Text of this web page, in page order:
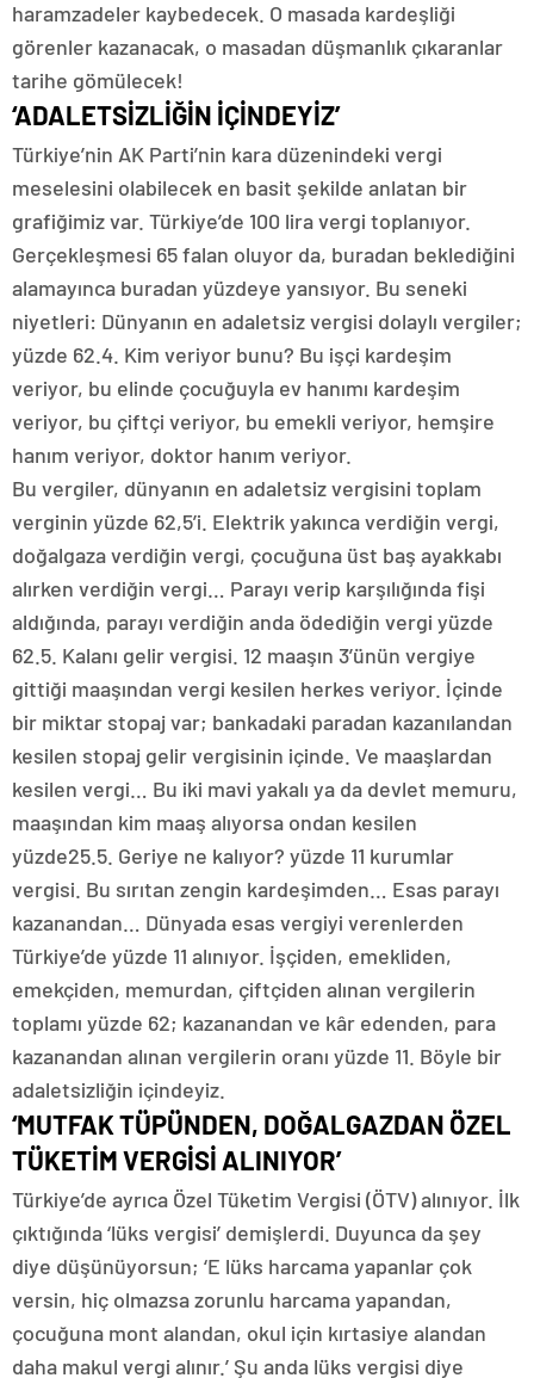
haramzadeler kaybedecek. O masada kardeşliği
görenler kazanacak, o masadan düşmanlık çıkaranlar
tarihe gömülecek!
‘ADALETSİZLİĞİN İÇİNDEYİZ’
Türkiye’nin AK Parti’nin kara düzenindeki vergi
meselesini olabilecek en basit şekilde anlatan bir
grafiğimiz var. Türkiye’de 100 lira vergi toplanıyor.
Gerçekleşmesi 65 falan oluyor da, buradan beklediğini
alamayınca buradan yüzdeye yansıyor. Bu seneki
niyetleri: Dünyanın en adaletsiz vergisi dolaylı vergiler;
yüzde 62.4. Kim veriyor bunu? Bu işçi kardeşim
veriyor, bu elinde çocuğuyla ev hanımı kardeşim
veriyor, bu çiftçi veriyor, bu emekli veriyor, hemşire
hanım veriyor, doktor hanım veriyor.
Bu vergiler, dünyanın en adaletsiz vergisini toplam
verginin yüzde 62,5’i. Elektrik yakınca verdiğin vergi,
doğalgaza verdiğin vergi, çocuğuna üst baş ayakkabı
alırken verdiğin vergi… Parayı verip karşılığında fişi
aldığında, parayı verdiğin anda ödediğin vergi yüzde
62.5. Kalanı gelir vergisi. 12 maaşın 3’ünün vergiye
gittiği maaşından vergi kesilen herkes veriyor. İçinde
bir miktar stopaj var; bankadaki paradan kazanılandan
kesilen stopaj gelir vergisinin içinde. Ve maaşlardan
kesilen vergi… Bu iki mavi yakalı ya da devlet memuru,
maaşından kim maaş alıyorsa ondan kesilen
yüzde25.5. Geriye ne kalıyor? yüzde 11 kurumlar
vergisi. Bu sırıtan zengin kardeşimden… Esas parayı
kazanandan… Dünyada esas vergiyi verenlerden
Türkiye’de yüzde 11 alınıyor. İşçiden, emekliden,
emekçiden, memurdan, çiftçiden alınan vergilerin
toplamı yüzde 62; kazanandan ve kâr edenden, para
kazanandan alınan vergilerin oranı yüzde 11. Böyle bir
adaletsizliğin içindeyiz.
‘MUTFAK TÜPÜNDEN, DOĞALGAZDAN ÖZEL
TÜKETİM VERGİSİ ALINIYOR’
Türkiye’de ayrıca Özel Tüketim Vergisi (ÖTV) alınıyor. İlk
çıktığında ‘lüks vergisi’ demişlerdi. Duyunca da şey
diye düşünüyorsun; ‘E lüks harcama yapanlar çok
versin, hiç olmazsa zorunlu harcama yapandan,
çocuğuna mont alandan, okul için kırtasiye alandan
daha makul vergi alınır.’ Şu anda lüks vergisi diye